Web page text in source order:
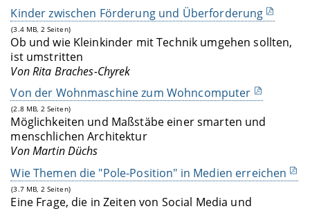
Kinder zwischen Förderung und Überforderung
(3.4 MB, 2 Seiten)
Ob und wie Kleinkinder mit Technik umgehen sollten,
ist umstritten
Von Rita Braches-Chyrek
Von der Wohnmaschine zum Wohncomputer
(2.8 MB, 2 Seiten)
Möglichkeiten und Maßstäbe einer smarten und
menschlichen Architektur
Von Martin Düchs
Wie Themen die "Pole-Position" in Medien erreichen
(3.7 MB, 2 Seiten)
Eine Frage, die in Zeiten von Social Media und